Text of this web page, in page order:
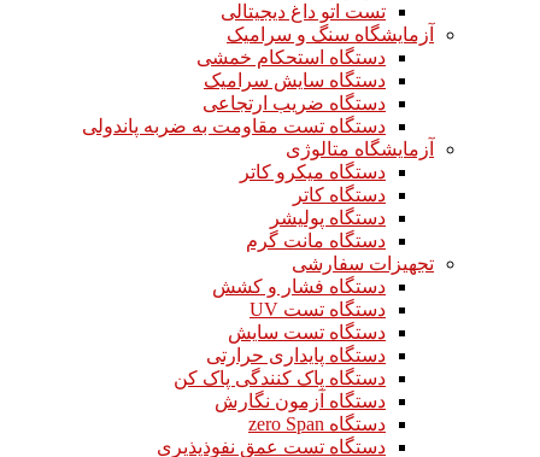
تست اتو داغ دیجیتالی
آزمایشگاه سنگ و سرامیک
دستگاه استحکام خمشی
دستگاه سایش سرامیک
دستگاه ضریب ارتجاعی
دستگاه تست مقاومت به ضربه پاندولی
آزمایشگاه متالوژی
دستگاه میکرو کاتر
دستگاه کاتر
دستگاه پولیشر
دستگاه مانت گرم
تجهیزات سفارشی
دستگاه فشار و کشش
دستگاه تست UV
دستگاه تست سایش
دستگاه پایداری حرارتی
دستگاه پاک کنندگی پاک کن
دستگاه آزمون نگارش
دستگاه zero Span
دستگاه تست عمق نفوذپذیری